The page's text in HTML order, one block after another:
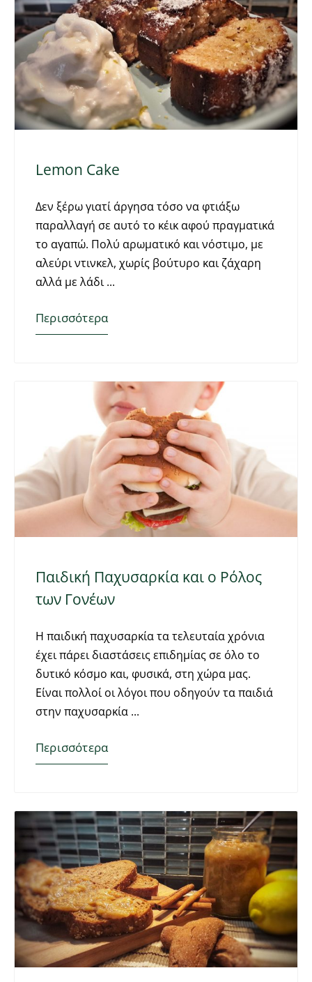
Lemon Cake
Δεν ξέρω γιατί άργησα τόσο να φτιάξω
παραλλαγή σε αυτό το κέικ αφού πραγματικά
το αγαπώ. Πολύ αρωματικό και νόστιμο, με
αλεύρι ντινκελ, χωρίς βούτυρο και ζάχαρη
αλλά με λάδι
Περισσότερα
Παιδική Παχυσαρκία και ο Ρόλος
των Γονέων
Η παιδική παχυσαρκία τα τελευταία χρόνια
έχει πάρει διαστάσεις επιδημίας σε όλο το
δυτικό κόσμο και, φυσικά, στη χώρα μας.
Είναι πολλοί οι λόγοι που οδηγούν τα παιδιά
στην παχυσαρκία
Περισσότερα